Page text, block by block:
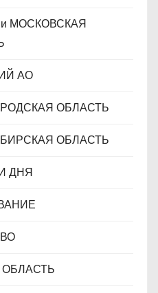
МОСКОВСКАЯ
АО
ОБЛАСТЬ
ОБЛАСТЬ
ДНЯ